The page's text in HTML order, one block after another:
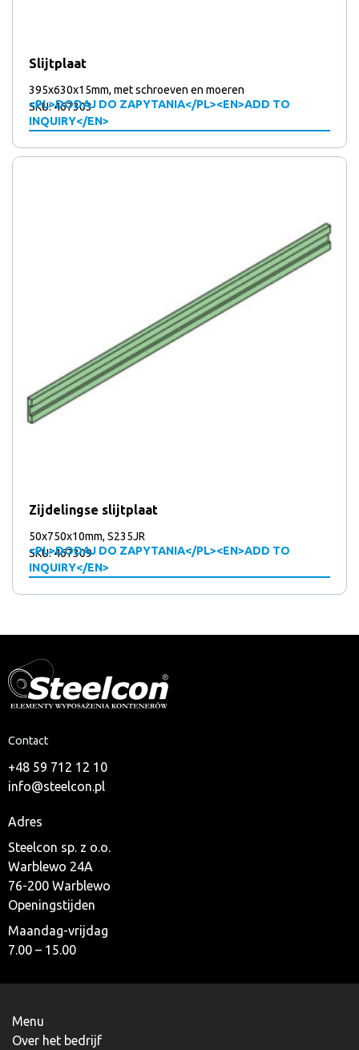
Slijtplaat
395x630x15mm, met schroeven en moeren
<PL>DODAJ DO ZAPYTANIA</PL><EN>ADD TO
INQUIRY</EN>
SKU: 467303
Zijdelingse slijtplaat
50x750x10mm, S235JR
<PL>DODAJ DO ZAPYTANIA</PL><EN>ADD TO
INQUIRY</EN>
SKU: 467309
Contact
+48 59 712 12 10
info@steelcon.pl
Adres
Steelcon sp. z o.o.
Warblewo 24A
76-200 Warblewo
Openingstijden
Maandag-vrijdag
7.00 – 15.00
Menu
Over het bedrijf